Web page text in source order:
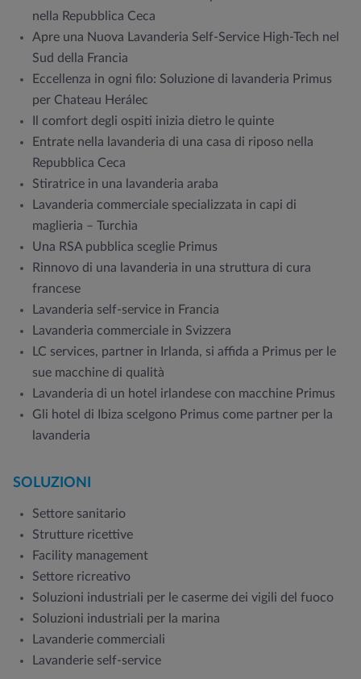
nella Repubblica Ceca
Apre una Nuova Lavanderia Self-Service High-Tech nel
Sud della Francia
Eccellenza in ogni filo: Soluzione di lavanderia Primus
per Chateau Herálec
Il comfort degli ospiti inizia dietro le quinte
Entrate nella lavanderia di una casa di riposo nella
Repubblica Ceca
Stiratrice in una lavanderia araba
Lavanderia commerciale specializzata in capi di
maglieria – Turchia
Una RSA pubblica sceglie Primus
Rinnovo di una lavanderia in una struttura di cura
francese
Lavanderia self-service in Francia
Lavanderia commerciale in Svizzera
LC services, partner in Irlanda, si affida a Primus per le
sue macchine di qualità
Lavanderia di un hotel irlandese con macchine Primus
Gli hotel di Ibiza scelgono Primus come partner per la
lavanderia
SOLUZIONI
Settore sanitario
Strutture ricettive
Facility management
Settore ricreativo
Soluzioni industriali per le caserme dei vigili del fuoco
Soluzioni industriali per la marina
Lavanderie commerciali
Lavanderie self-service